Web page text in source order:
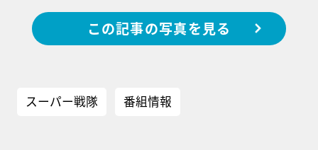
この記事の写真を見る
スーパー戦隊 番組情報